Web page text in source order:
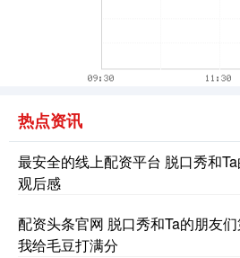
热点资讯
最安全的线上配资平台 脱口秀和Ta
观后感
配资头条官网 脱口秀和Ta的朋友
我给毛豆打满分